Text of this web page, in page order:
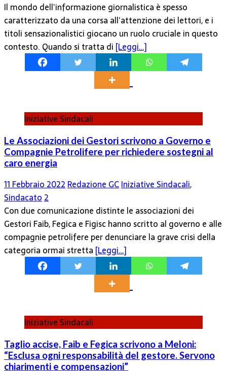
Il mondo dell’informazione giornalistica è spesso
caratterizzato da una corsa all’attenzione dei lettori, e i
titoli sensazionalistici giocano un ruolo cruciale in questo
contesto. Quando si tratta di [Leggi…]
Iniziative Sindacali
Le Associazioni dei Gestori scrivono a Governo e
Compagnie Petrolifere per richiedere sostegni al
caro energia
11 Febbraio 2022 Redazione GCIniziative Sindacali
Sindacato 2
Con due comunicazione distinte le associazioni dei
Gestori Faib, Fegica e Figisc hanno scritto al governo e alle
compagnie petrolifere per denunciare la grave crisi della
categoria ormai stretta [Leggi…]
Iniziative Sindacali
Taglio accise, Faib e Fegica scrivono a Meloni:
“Esclusa ogni responsabilità del gestore. Servono
chiarimenti e compensazioni”